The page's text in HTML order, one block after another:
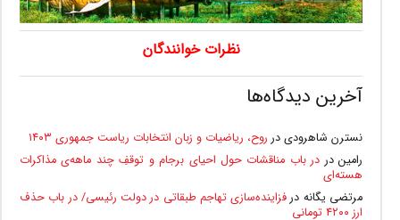
نظرات خوانندگان
آخرین دیدگاه‌ها
نسترن شاهرودی در روح، ریاضیات و زبان انتخابات ریاست جمهوری ۱۴۰۳
رامیندر در باب مناقشات حول احیای برجام و توقفِ چند ماهه‌ی مذاکرات
هسته‌ای
مرتضی یگانه درفزاینده‌سازی تهاجم طبقاتی در دولت رئیسی/ در باب حذف
ارز ۴۲۰۰ تومانی